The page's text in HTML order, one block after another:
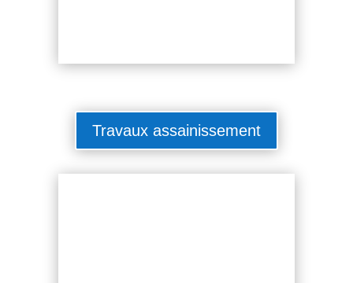
Travaux assainissement